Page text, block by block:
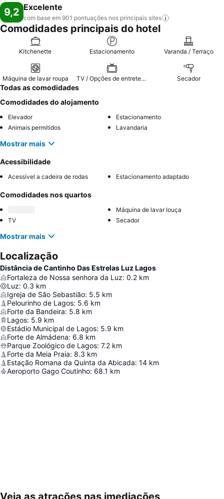
9,2 Excelente
com base em 901 pontuações nos principais sites
Comodidades principais do hotel
Kitchenette Estacionamento Varanda / Terraço
Máquina de lavar roupa TV / Opções de entretenimento Secador
Todas as comodidades
Comodidades do alojamento
Elevador
Estacionamento
Animais permitidos
Lavandaria
Mostrar mais
Acessibilidade
Acessível a cadeira de rodas Estacionamento adaptado
Comodidades nos quartos
Máquina de lavar louça
TV
Secador
Mostrar mais
Localização
Distância de Cantinho Das Estrelas Luz Lagos
Fortaleza de Nossa senhora da Luz: 0.2 km
Luz: 0.3 km
Igreja de São Sebastião: 5.5 km
Pelourinho de Lagos: 5.6 km
Forte da Bandeira: 5.8 km
Lagos: 5.9 km
Estádio Municipal de Lagos: 5.9 km
Forte de Almádena: 6.8 km
Parque Zoológico de Lagos: 7.2 km
Forte da Meia Praia: 8.3 km
Estação Romana da Quinta da Abicada: 14 km
Aeroporto Gago Coutinho: 68.1 km
Veja as atrações nas imediações